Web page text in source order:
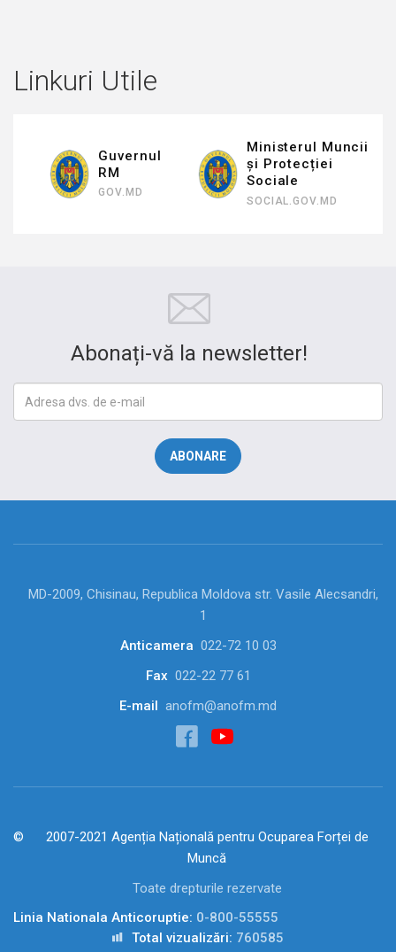
Linkuri Utile
Guvernul
RM
GOV.MD
Ministerul Muncii
și Protecției
Sociale
SOCIAL.GOV.MD
Abonați-vă la newsletter!
MD-2009, Chisinau, Republica Moldova str. Vasile Alecsandri,
1
Anticamera 022-72 10 03
Fax 022-22 77 61
E-mail anofm@anofm.md
2007-2021 Agenția Națională pentru Ocuparea Forței de
Muncă
Toate drepturile rezervate
Linia Nationala Anticoruptie: 0-800-55555
Total vizualizări: 760585